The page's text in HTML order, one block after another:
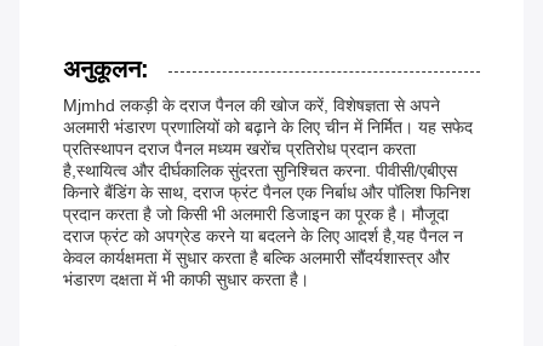
अनुकूलन:
Mjmhd लकड़ी के दराज पैनल की खोज करें, विशेषज्ञता से अपने
अलमारी भंडारण प्रणालियों को बढ़ाने के लिए चीन में निर्मित। यह सफेद
प्रतिस्थापन दराज पैनल मध्यम खरोंच प्रतिरोध प्रदान करता
है,स्थायित्व और दीर्घकालिक सुंदरता सुनिश्चित करना. पीवीसी/एबीएस
किनारे बैंडिंग के साथ, दराज फ्रंट पैनल एक निर्बाध और पॉलिश फिनिश
प्रदान करता है जो किसी भी अलमारी डिजाइन का पूरक है। मौजूदा
दराज फ्रंट को अपग्रेड करने या बदलने के लिए आदर्श है,यह पैनल न
केवल कार्यक्षमता में सुधार करता है बल्कि अलमारी सौंदर्यशास्त्र और
भंडारण दक्षता में भी काफी सुधार करता है।